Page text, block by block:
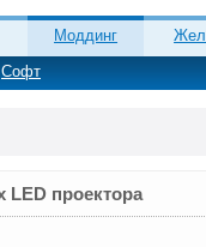
Софт
Моддинг
LED проектора